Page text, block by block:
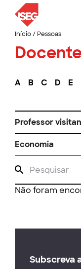
Início/ Pessoas
A B C D E
Professor
Economia
Não foram
Subscreva